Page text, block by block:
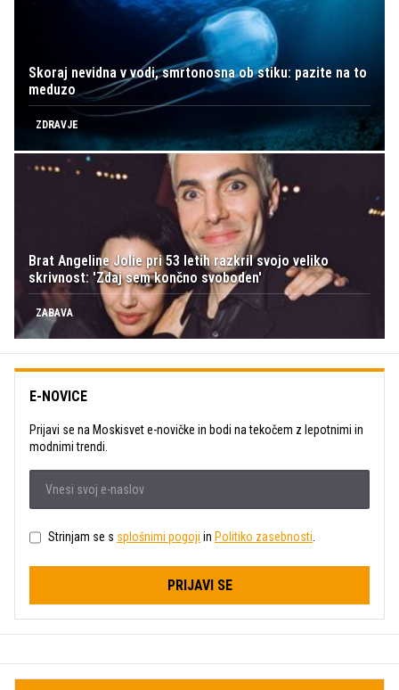
Skoraj nevidna v vodi, smrtonosna ob stiku: pazite na to
meduzo
ZDRAVJE
Brat Angeline Jolie pri 53 letih razkril svojo veliko
skrivnost: 'Zdaj sem končno svoboden'
ZABAVA
E-NOVICE
Prijavi se na Moskisvet e-novičke in bodi na tekočem z lepotnimi in
modnimi trendi.
Strinjam se s splošnimi pogoji in Politiko zasebnosti.
PRIJAVI SE